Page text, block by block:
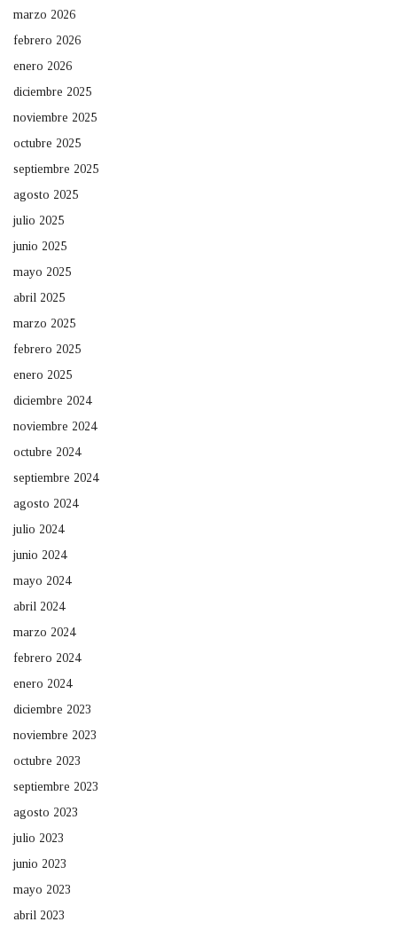
marzo 2026
febrero 2026
enero 2026
diciembre 2025
noviembre 2025
octubre 2025
septiembre 2025
agosto 2025
julio 2025
junio 2025
mayo 2025
abril 2025
marzo 2025
febrero 2025
enero 2025
diciembre 2024
noviembre 2024
octubre 2024
septiembre 2024
agosto 2024
julio 2024
junio 2024
mayo 2024
abril 2024
marzo 2024
febrero 2024
enero 2024
diciembre 2023
noviembre 2023
octubre 2023
septiembre 2023
agosto 2023
julio 2023
junio 2023
mayo 2023
abril 2023